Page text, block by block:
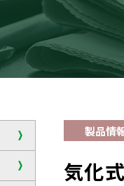
製品情
気化